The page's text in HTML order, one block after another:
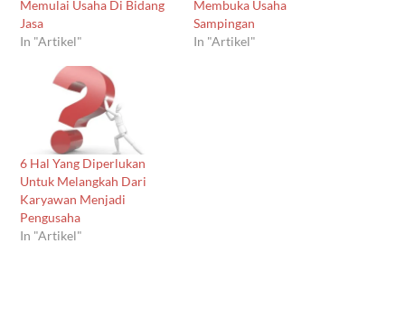
Memulai Usaha Di Bidang
Jasa
In "Artikel"
Membuka Usaha
Sampingan
In "Artikel"
6 Hal Yang Diperlukan
Untuk Melangkah Dari
Karyawan Menjadi
Pengusaha
In "Artikel"